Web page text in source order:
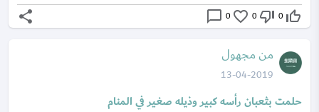
thumb_up_off_alt
0
thumb_down_off_alt
0
favorite_border
0
chat_bubble_outline
share
من مجهول
13-04-2019
حلمت بثعبان رأسه كبير وذيله صغير في المنام